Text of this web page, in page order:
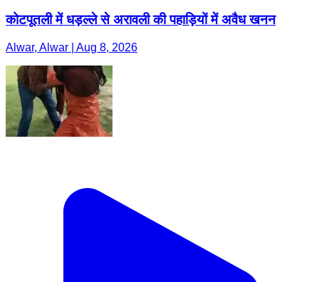
कोटपूतली में धड़ल्ले से अरावली की पहाड़ियों में अवैध खनन
Alwar, Alwar | Aug 8, 2026